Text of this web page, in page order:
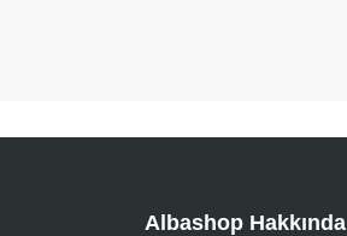
Albashop Hakkında